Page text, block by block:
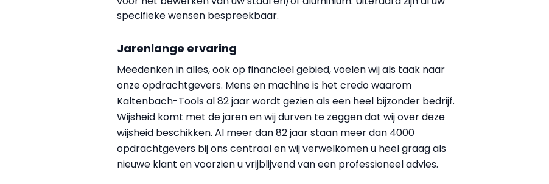
specifieke wensen bespreekbaar.
Jarenlange ervaring
Meedenken in alles, ook op financieel gebied, voelen wij als taak naar
onze opdrachtgevers. Mens en machine is het credo waarom
Kaltenbach-Tools al 82 jaar wordt gezien als een heel bijzonder bedrijf.
Wijsheid komt met de jaren en wij durven te zeggen dat wij over deze
wijsheid beschikken. Al meer dan 82 jaar staan meer dan 4000
opdrachtgevers bij ons centraal en wij verwelkomen u heel graag als
nieuwe klant en voorzien u vrijblijvend van een professioneel advies.